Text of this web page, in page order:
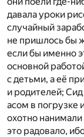
давала уроки
случайный
не пришлось бы
если бы именно
основной
с детьми, а её
и родителей;
асом в погрузке
охотно
это радовало,